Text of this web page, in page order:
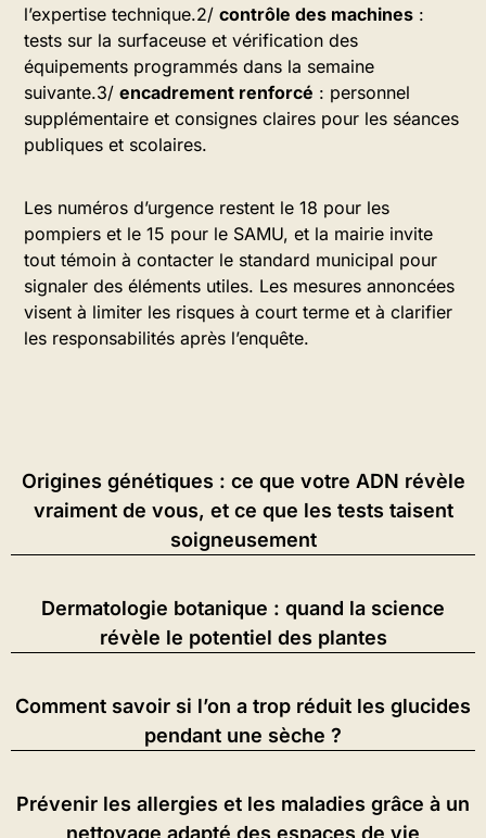
l’expertise technique.2/ contrôle des machines :
tests sur la surfaceuse et vérification des
équipements programmés dans la semaine
suivante.3/ encadrement renforcé : personnel
supplémentaire et consignes claires pour les séances
publiques et scolaires.
Les numéros d’urgence restent le 18 pour les
pompiers et le 15 pour le SAMU, et la mairie invite
tout témoin à contacter le standard municipal pour
signaler des éléments utiles. Les mesures annoncées
visent à limiter les risques à court terme et à clarifier
les responsabilités après l’enquête.
Origines génétiques : ce que votre ADN révèle
vraiment de vous, et ce que les tests taisent
soigneusement
Dermatologie botanique : quand la science
révèle le potentiel des plantes
Comment savoir si l’on a trop réduit les glucides
pendant une sèche ?
Prévenir les allergies et les maladies grâce à un
nettoyage adapté des espaces de vie